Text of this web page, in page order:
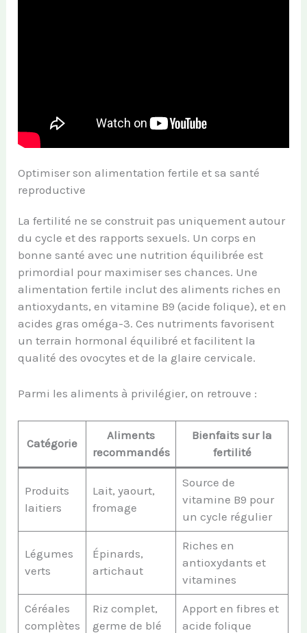
Optimiser son alimentation fertile et sa santé
reproductive
La fertilité ne se construit pas uniquement autour
du cycle et des rapports sexuels. Un corps en
bonne santé avec une nutrition équilibrée est
primordial pour maximiser ses chances. Une
alimentation fertile inclut des aliments riches en
antioxydants, en vitamine B9 (acide folique), et en
acides gras oméga-3. Ces nutriments favorisent
un terrain hormonal équilibré et facilitent la
qualité des ovocytes et de la glaire cervicale.
Parmi les aliments à privilégier, on retrouve :
Catégorie
Aliments
recommandés
Bienfaits sur la
fertilité
Produits
laitiers
Lait, yaourt,
fromage
Source de
vitamine B9 pour
un cycle régulier
Légumes
verts
Épinards,
artichaut
Riches en
antioxydants et
vitamines
Céréales
complètes
Riz complet,
germe de blé
Apport en fibres et
acide folique